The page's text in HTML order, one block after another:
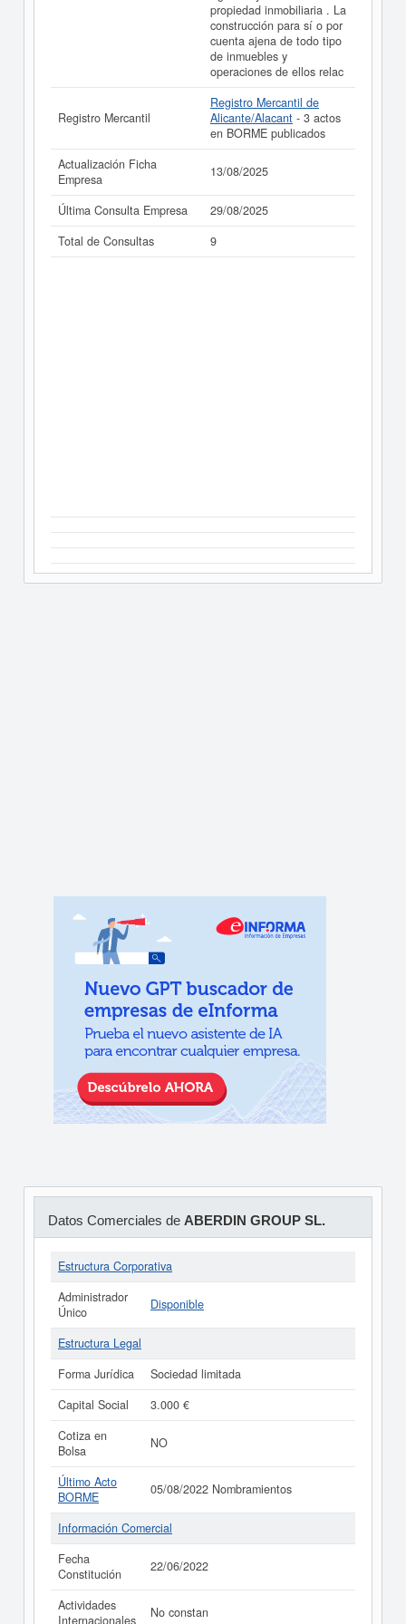
propiedad inmobiliaria . La
construcción para sí o por
cuenta ajena de todo tipo
de inmuebles y
operaciones de ellos relac
Registro Mercantil
Registro Mercantil de
Alicante/Alacant - 3 actos
en BORME publicados
Actualización Ficha
Empresa
13/08/2025
Última Consulta Empresa
29/08/2025
Total de Consultas
9
Datos Comerciales de ABERDIN GROUP SL.
Estructura Corporativa
Administrador
Único
Disponible
Estructura Legal
Forma Jurídica
Sociedad limitada
Capital Social
3.000 €
Cotiza en
Bolsa
NO
Último Acto
BORME
05/08/2022 Nombramientos
Información Comercial
Fecha
Constitución
22/06/2022
Actividades
Internacionales
No constan